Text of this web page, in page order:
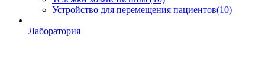
Устройство для перемещения пациентов(10)
Лаборатория